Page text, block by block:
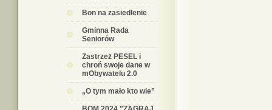
Bon na zasiedlenie
Gminna Rada
Seniorów
Zastrzeż PESEL i
chroń swoje dane w
mObywatelu 2.0
„O tym mało kto wie”